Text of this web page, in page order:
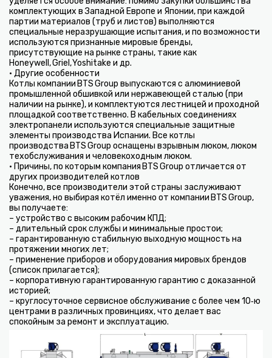
комплектующих в Западной Европе и Японии, при каждой
партии материалов (труб и листов) выполняются
специальные неразрушающие испытания, и по возможности
используются признанные мировые бренды,
присутствующие на рынке страны, такие как
Honeywell, Griel, Yoshitake и др.
• Другие особенности
Котлы компании BTS Group выпускаются с алюминиевой
промышленной обшивкой или нержавеющей сталью (при
наличии на рынке), и комплектуются лестницей и проходной
площадкой соответственно. В кабельных соединениях
электропанели используются специальные защитные
элементы производства Испании. Все котлы
производства BTS Group оснащены взрывным люком, люком
техобслуживания и человекоходным люком.
• Причины, по которым компания BTS Group отличается от
других производителей котлов
Конечно, все производители этой страны заслуживают
уважения, но выбирая котёл именно от компании BTS Group,
вы получаете:
– устройство с высоким рабочим КПД;
– длительный срок службы и минимальные простои;
– гарантированную стабильную выходную мощность на
протяжении многих лет;
– применение приборов и оборудования мировых брендов
(список прилагается);
– корпоративную гарантированную гарантию с доказанной
историей;
– круглосуточное сервисное обслуживание с более чем 10‑ю
центрами в различных провинциях, что делает вас
спокойным за ремонт и эксплуатацию.